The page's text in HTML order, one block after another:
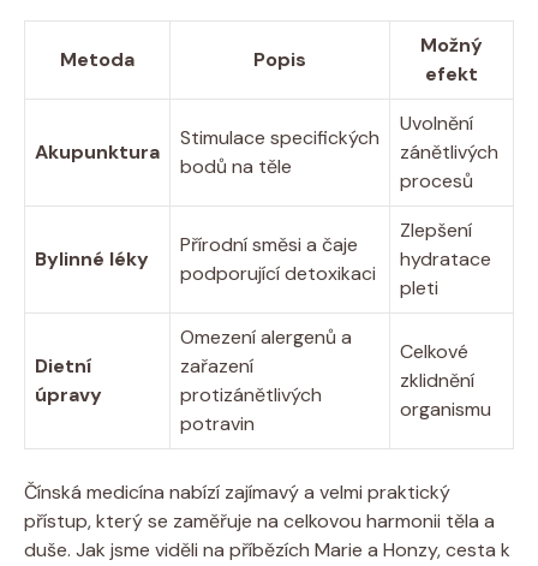
Metoda Popis
Možný
efekt
Akupunktura
Stimulace specifických
bodů‍ na těle
Uvolnění‍
zánětlivých
procesů
Bylinné​ léky
Přírodní⁤ směsi a čaje
podporující detoxikaci
Zlepšení
hydratace
pleti
Dietní
úpravy
Omezení alergenů⁤ a
zařazení
protizánětlivých
potravin
Celkové
zklidnění
organismu
Čínská medicína‍ nabízí zajímavý ‌a velmi praktický
přístup, ⁣který se zaměřuje na ​celkovou harmonii těla​ a
duše. Jak ‍jsme ⁤viděli na příbězích ‌Marie ​a Honzy, cesta k